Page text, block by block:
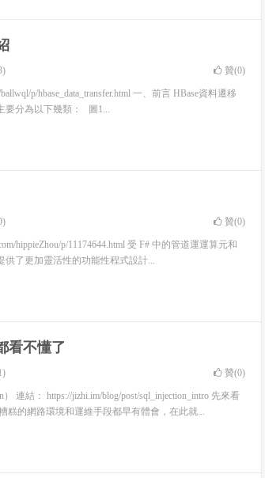
贊(0)
p/hbase_data_transfer.html 一、前言 HBase資料遷移
要分為以下幾類： 圖1...
贊(0)
hippieZhou/p/11174644.html 受 F# 中的管道運運算元和
供了更加靈活性的功能性程式設計...
看不懂了
贊(0)
連結： https://jizhi.im/blog/post/sql_injection_intro 先來看
糕的網路環境和運維手段都早有體會，在此就...